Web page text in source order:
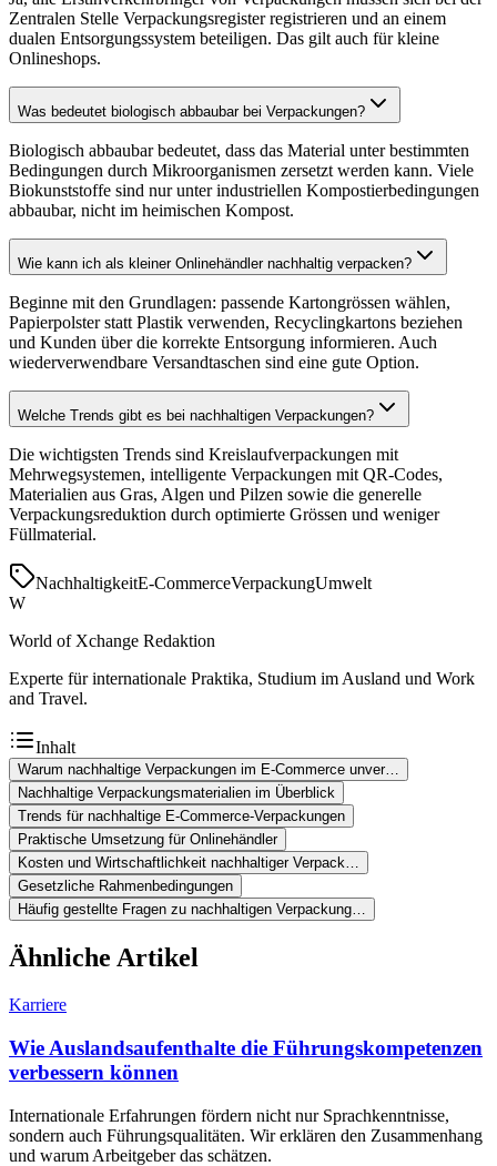
Zentralen Stelle Verpackungsregister registrieren und an einem
dualen Entsorgungssystem beteiligen. Das gilt auch für kleine
Onlineshops.
Was bedeutet biologisch abbaubar bei Verpackungen?
Biologisch abbaubar bedeutet, dass das Material unter bestimmten
Bedingungen durch Mikroorganismen zersetzt werden kann. Viele
Biokunststoffe sind nur unter industriellen Kompostierbedingungen
abbaubar, nicht im heimischen Kompost.
Wie kann ich als kleiner Onlinehändler nachhaltig verpacken?
Beginne mit den Grundlagen: passende Kartongrössen wählen,
Papierpolster statt Plastik verwenden, Recyclingkartons beziehen
und Kunden über die korrekte Entsorgung informieren. Auch
wiederverwendbare Versandtaschen sind eine gute Option.
Welche Trends gibt es bei nachhaltigen Verpackungen?
Die wichtigsten Trends sind Kreislaufverpackungen mit
Mehrwegsystemen, intelligente Verpackungen mit QR-Codes,
Materialien aus Gras, Algen und Pilzen sowie die generelle
Verpackungsreduktion durch optimierte Grössen und weniger
Füllmaterial.
NachhaltigkeitE-CommerceVerpackungUmwelt
W
World of Xchange Redaktion
Experte für internationale Praktika, Studium im Ausland und Work
and Travel.
Inhalt
Warum nachhaltige Verpackungen im E-Commerce unver…
Nachhaltige Verpackungsmaterialien im Überblick
Trends für nachhaltige E-Commerce-Verpackungen
Praktische Umsetzung für Onlinehändler
Kosten und Wirtschaftlichkeit nachhaltiger Verpack…
Gesetzliche Rahmenbedingungen
Häufig gestellte Fragen zu nachhaltigen Verpackung…
Ähnliche Artikel
Karriere
Wie Auslandsaufenthalte die Führungskompetenzen
verbessern können
Internationale Erfahrungen fördern nicht nur Sprachkenntnisse,
sondern auch Führungsqualitäten. Wir erklären den Zusammenhang
und warum Arbeitgeber das schätzen.